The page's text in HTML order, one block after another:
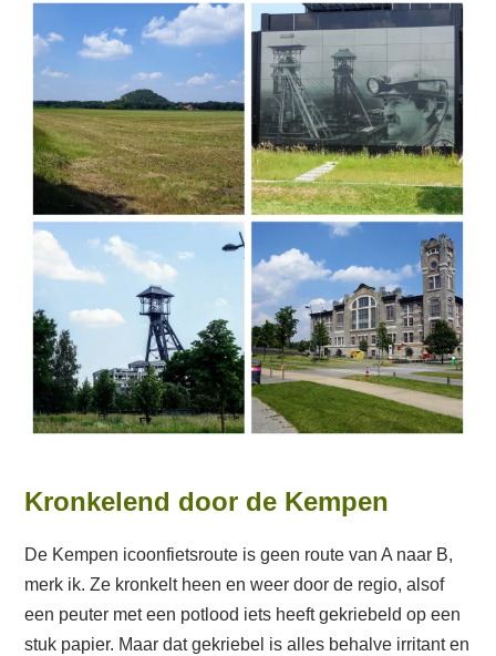
Kronkelend door de Kempen
De Kempen icoonfietsroute is geen route van A naar B,
merk ik. Ze kronkelt heen en weer door de regio, alsof
een peuter met een potlood iets heeft gekriebeld op een
stuk papier. Maar dat gekriebel is alles behalve irritant en